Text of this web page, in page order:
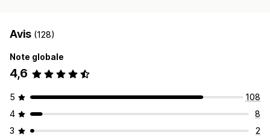
Avis (128)
Note globale
4,6
5
108
4
8
3
2